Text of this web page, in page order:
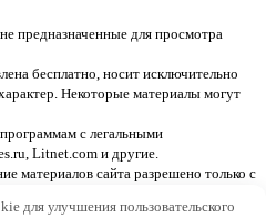
предназначенные для просмотра
бесплатно, носит исключительно
Некоторые материалы могут
с легальными
Litnet.com и другие.
материалов сайта разрешено только с
для улучшения пользовательского